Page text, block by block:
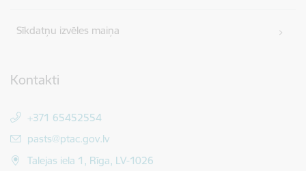
Sīkdatņu izvēles maiņa
Kontakti
+371 65452554
E-pasts:
pasts@ptac.gov.lv
Talejas iela 1, Rīga, LV-1026